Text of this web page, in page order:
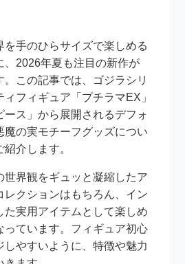
を手のひらサイズで楽しめる
、2026年夏も注目の新作が
この記事では、ゴジラシリ
フィギュア「プチラマEX」
ース」から展開されるデフォ
魔の実モチーフグッズについ
介します。
世界観をギュッと凝縮したア
レクションはもちろん、イン
た実用アイテムとして楽しめ
っています。フィギュア初心
しやすいように、特徴や魅力